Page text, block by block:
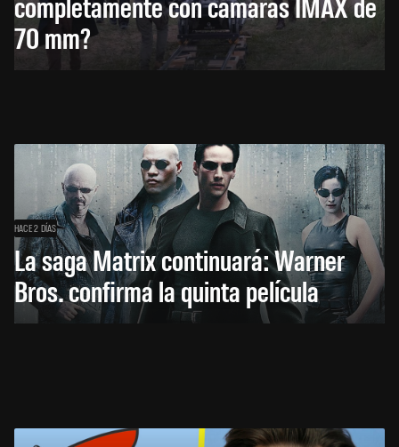
70 mm?
HACE 2 DÍAS
La saga Matrix continuará: Warner
Bros. confirma la quinta película